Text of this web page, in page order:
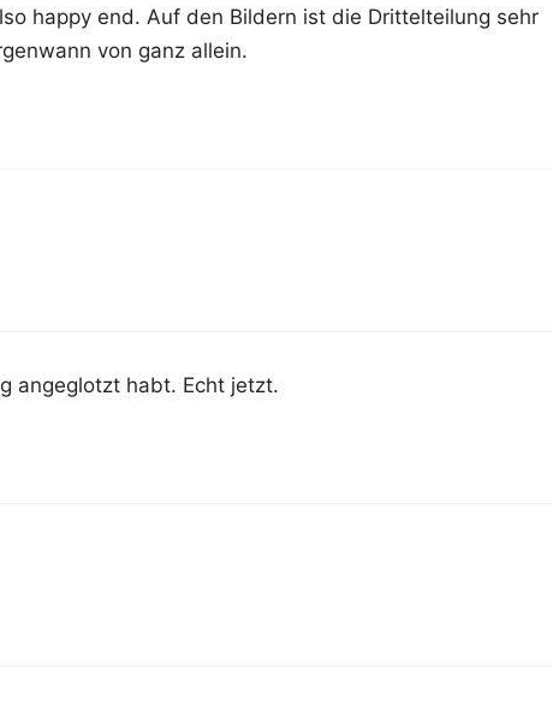
hap­py end. Auf den Bil­dern ist die Drit­tel­tei­lung sehr
von ganz allein.
ange­glotzt habt. Echt jetzt.